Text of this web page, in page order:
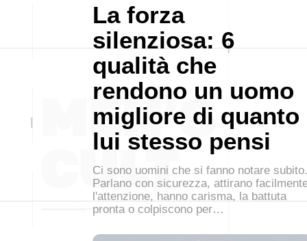
La forza
silenziosa: 6
qualità che
rendono un uomo
migliore di quanto
lui stesso pensi
Ci sono uomini che si fanno notare subito.
Parlano con sicurezza, attirano
l'attenzione, hanno carisma, la battuta
pronta o colpiscono per…